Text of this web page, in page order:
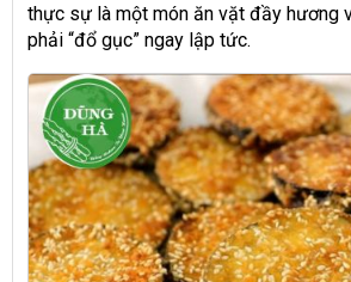
thực sự là một món ăn vặt đầy hương
phải “đổ gục” ngay lập tức.